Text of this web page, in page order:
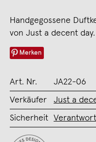
Handgegossene
von Just a decent day.
Merken
Art. Nr. JA22-06
Verkäufer Just a
Sicherheit